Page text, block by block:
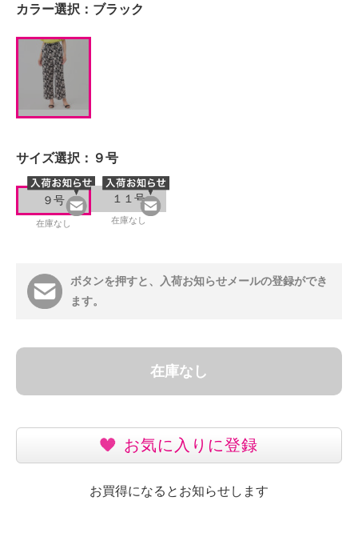
カラー選択： ブラック
サイズ選択： ９号
９号
在庫なし
１１号
在庫なし
ボタンを押すと、入荷お知らせメールの登録ができ
ます。
在庫なし
お気に入りに登録
お買得になるとお知らせします